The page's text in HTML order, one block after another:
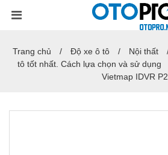
Trang chủ Độ xe ô tô Nội thất
tô tốt nhất. Cách lựa chọn và sử dụng
Vietmap IDVR P2